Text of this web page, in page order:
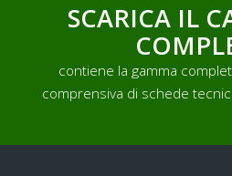
SCARICA IL
contiene la gamma
comprensiva di schede